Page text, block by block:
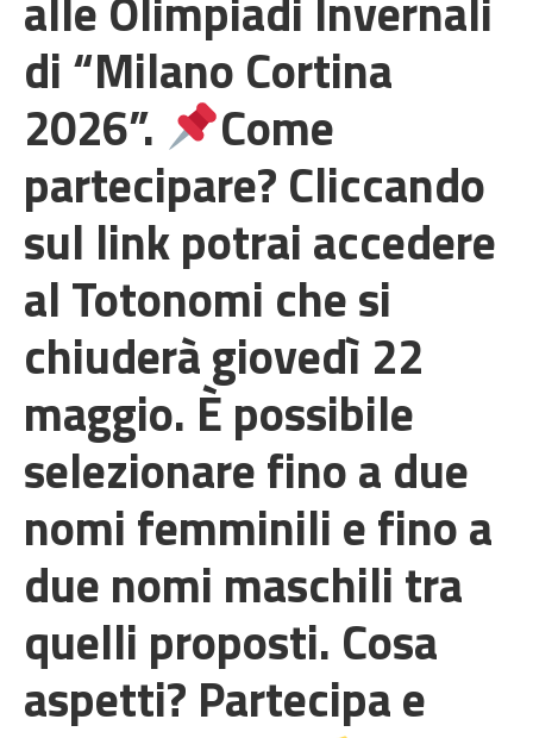
di “Milano Cortina
2026”. Come
partecipare? Cliccando
sul link potrai accedere
al Totonomi che si
chiuderà giovedì 22
maggio. È possibile
selezionare fino a due
nomi femminili e fino a
due nomi maschili tra
quelli proposti. Cosa
aspetti? Partecipa e